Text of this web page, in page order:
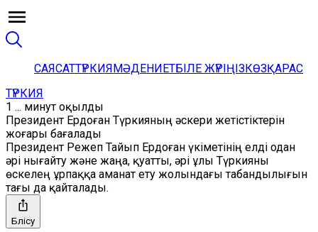
САЯСАТТҮРКИЯМӘДЕНИЕТБІЛЕ ЖҮРІҢІЗКӨЗҚАРАС
ТҮРКИЯ
1 ... минут оқылды
Президент Ердоған Түркияның әскери жетістіктерін
жоғары бағалады
Президент Режеп Тайып Ердоған үкіметінің елді одан
әрі нығайту және жаңа, қуатты, әрі ұлы Түркияны
өскелең ұрпаққа аманат ету жолындағы табандылығын
тағы да қайталады.
Бөлісу